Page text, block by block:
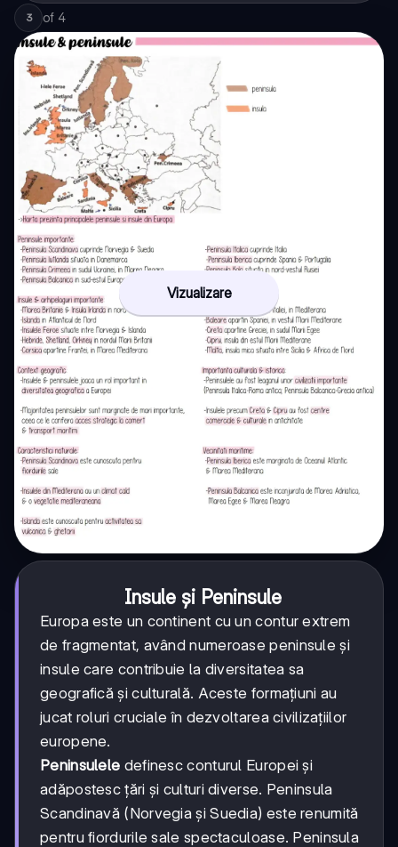
3 of 4
Vizualizare
Insule și Peninsule
Europa este un continent cu un contur extrem
de fragmentat, având numeroase peninsule și
insule care contribuie la diversitatea sa
geografică și culturală. Aceste formațiuni au
jucat roluri cruciale în dezvoltarea civilizațiilor
europene.
Peninsulele definesc conturul Europei și
adăpostesc țări și culturi diverse. Peninsula
Scandinavă (Norvegia și Suedia) este renumită
pentru fiordurile sale spectaculoase. Peninsula